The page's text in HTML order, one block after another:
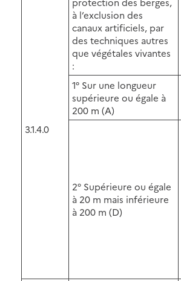
3.1.4.0
à l’exclusion des
canaux artificiels, par
des techniques autres
que végétales vivantes
:
1° Sur une longueur
supérieure ou égale à
200 m (A)
2° Supérieure ou égale
à 20 m mais inférieure
à 200 m (D)